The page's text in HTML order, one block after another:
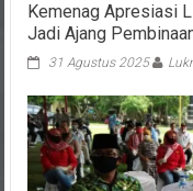
Kemenag Apresiasi
Jadi Ajang
31 Agustus 2025